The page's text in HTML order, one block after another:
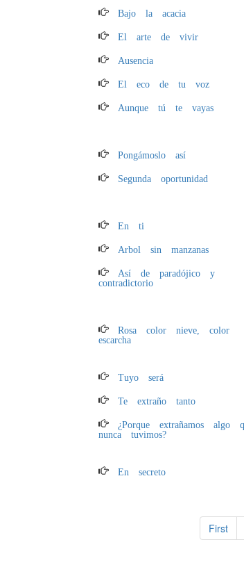
Bajo la acacia
El arte de vivir
Ausencia
El eco de tu voz
Aunque tú te vayas
Pongámoslo así
Segunda oportunidad
En ti
Arbol sin manzanas
Así de paradójico y
contradictorio
Rosa color nieve, color
escarcha
Tuyo será
Te extraño tanto
¿Porque extrañamos algo
nunca tuvimos?
En secreto
First